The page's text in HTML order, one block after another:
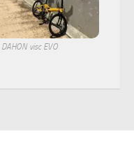
DAHON visc EVO